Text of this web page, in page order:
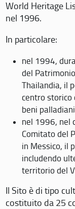
World Heritage
nel 1996.
In particolare:
nel 1994,
del
Thailandia, il
centro storico
beni
nel 1996, nel
Comitato del
in Messico, il
includendo
territorio del
Il Sito è di tipo
costituito da 25